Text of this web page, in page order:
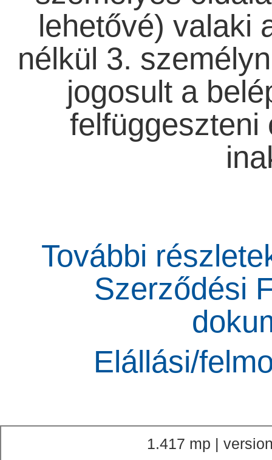
lehetővé) valaki
nélkül 3.
jogosult a
felfüggeszteni
További
Szerződési
Elállási/
1.417 mp |